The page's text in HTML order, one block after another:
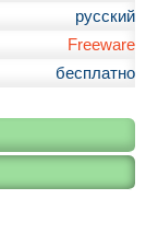
русский
Freeware
бесплатно